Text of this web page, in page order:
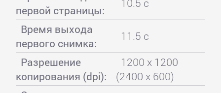
первой страницы:
10.5 с
Время выхода
первого снимка:
11.5 с
Разрешение
копирования (dpi):
1200 x 1200
(2400 х 600)